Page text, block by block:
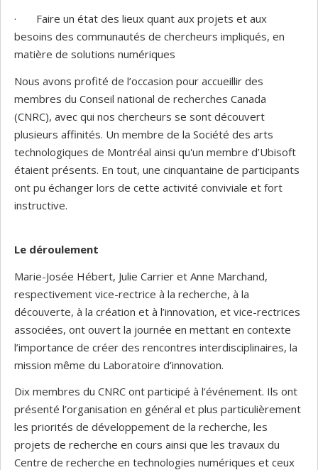
· Faire un état des lieux quant aux projets et aux
besoins des communautés de chercheurs impliqués, en
matière de solutions numériques
Nous avons profité de l’occasion pour accueillir des
membres du Conseil national de recherches Canada
(CNRC), avec qui nos chercheurs se sont découvert
plusieurs affinités. Un membre de la Société des arts
technologiques de Montréal ainsi qu'un membre d’Ubisoft
étaient présents. En tout, une cinquantaine de participants
ont pu échanger lors de cette activité conviviale et fort
instructive.
Le déroulement
Marie-Josée Hébert, Julie Carrier et Anne Marchand,
respectivement vice-rectrice à la recherche, à la
découverte, à la création et à l’innovation, et vice-rectrices
associées, ont ouvert la journée en mettant en contexte
l’importance de créer des rencontres interdisciplinaires, la
mission même du Laboratoire d’innovation.
Dix membres du CNRC ont participé à l’événement. Ils ont
présenté l’organisation en général et plus particulièrement
les priorités de développement de la recherche, les
projets de recherche en cours ainsi que les travaux du
Centre de recherche en technologies numériques et ceux